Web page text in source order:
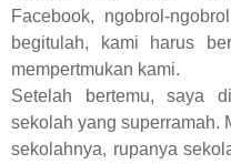
Facebook, ngobrol-
begitulah, kami harus
mempertmukan kami.
Setelah bertemu, saya
sekolah yang superramah.
sekolahnya, rupanya